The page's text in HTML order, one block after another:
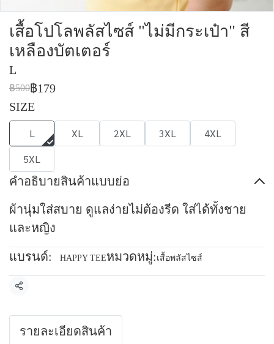
เสื้อโปโลพลัสไซส์ "ไม่มีกระเป๋า" สี
เหลืองบัตเตอร์
L
฿500฿179
SIZE
L XL 2XL 3XL
4XL
5XL
คำอธิบายสินค้าแบบย่อ
ผ้านุ่มใส่สบาย ดูแลง่ายไม่ต้องรีด ใส่ได้ทั้งชาย
และหญิง
แบรนด์: HAPPY TEEหมวดหมู่: เสื้อพลัสไซส์
แชร์
รายละเอียดสินค้า